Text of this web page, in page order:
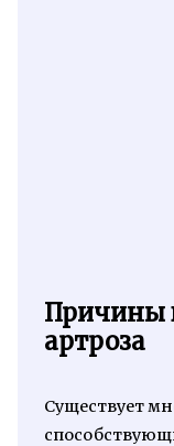
Причины
артроза
Существует